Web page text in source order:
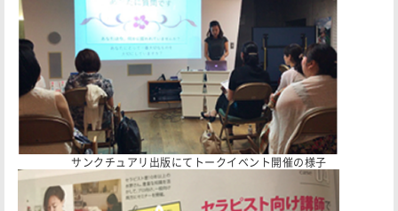
サンクチュアリ出版にてトークイベント開催の様子